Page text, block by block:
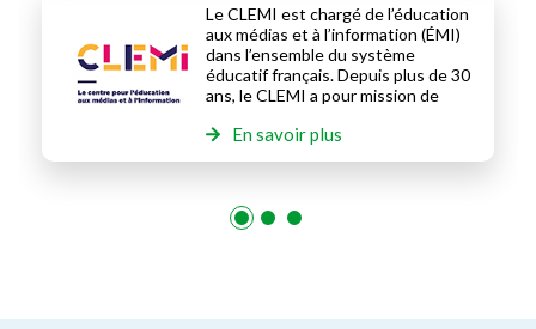
Le CLEMI est chargé de l’éducation
aux médias et à l’information (ÉMI)
dans l’ensemble du système
éducatif français. Depuis plus de 30
ans, le CLEMI a pour mission de
d’apprendre aux élèves une
En savoir plus
1 2 3